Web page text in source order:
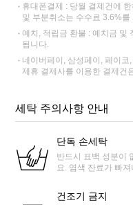
휴대폰결제 : 당월 결제건에
및 부분취소는 수수료 3.6%
예치, 적립금 환불 : 예치금 및
됩니다.
네이버페이, 삼성페이, 페이
제휴 결제사를 이용한 결제건
세탁 주의사항 안내
단독 손세탁
반드시 표백 성분이
요. 염색 잔료가 빠
건조기 금지